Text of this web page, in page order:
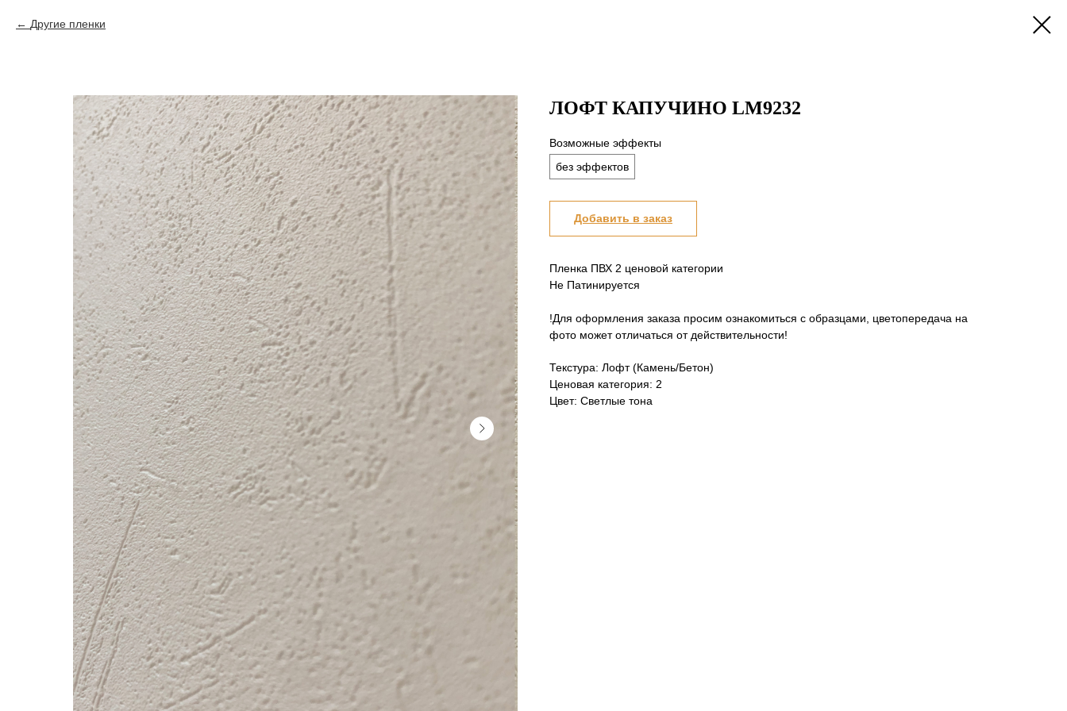
Другие пленки
ЛОФТ КАПУЧИНО LM9232
Возможные эффекты
без эффектов
Добавить в заказ
Пленка ПВХ 2 ценовой категории
Не Патинируется
!Для оформления заказа просим ознакомиться с образцами, цветопередача на
фото может отличаться от действительности!
Текстура: Лофт (Камень/Бетон)
Ценовая категория: 2
Цвет: Светлые тона